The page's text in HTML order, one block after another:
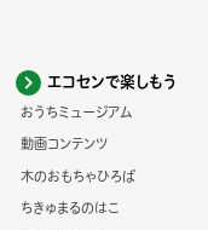
エコセンで楽しもう
おうちミュージアム
動画コンテンツ
木のおもちゃひろば
ちきゅまるのはこ